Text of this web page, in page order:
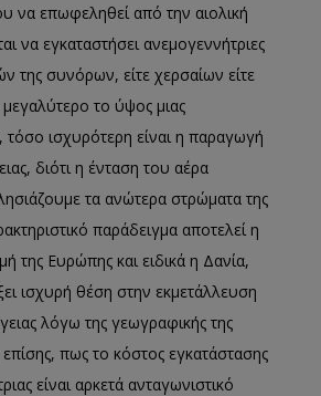
να επωφεληθεί από την αιολική
να εγκαταστήσει ανεμογεννήτριες
της συνόρων, είτε χερσαίων είτε
το ύψος μιας
τόσο ισχυρότερη είναι η παραγωγή
διότι η ένταση του αέρα
τα ανώτερα στρώματα της
παράδειγμα αποτελεί η
της Ευρώπης και ειδικά η Δανία,
ισχυρή θέση στην εκμετάλλευση
λόγω της γεωγραφικής της
πως το κόστος εγκατάστασης
είναι αρκετά ανταγωνιστικό